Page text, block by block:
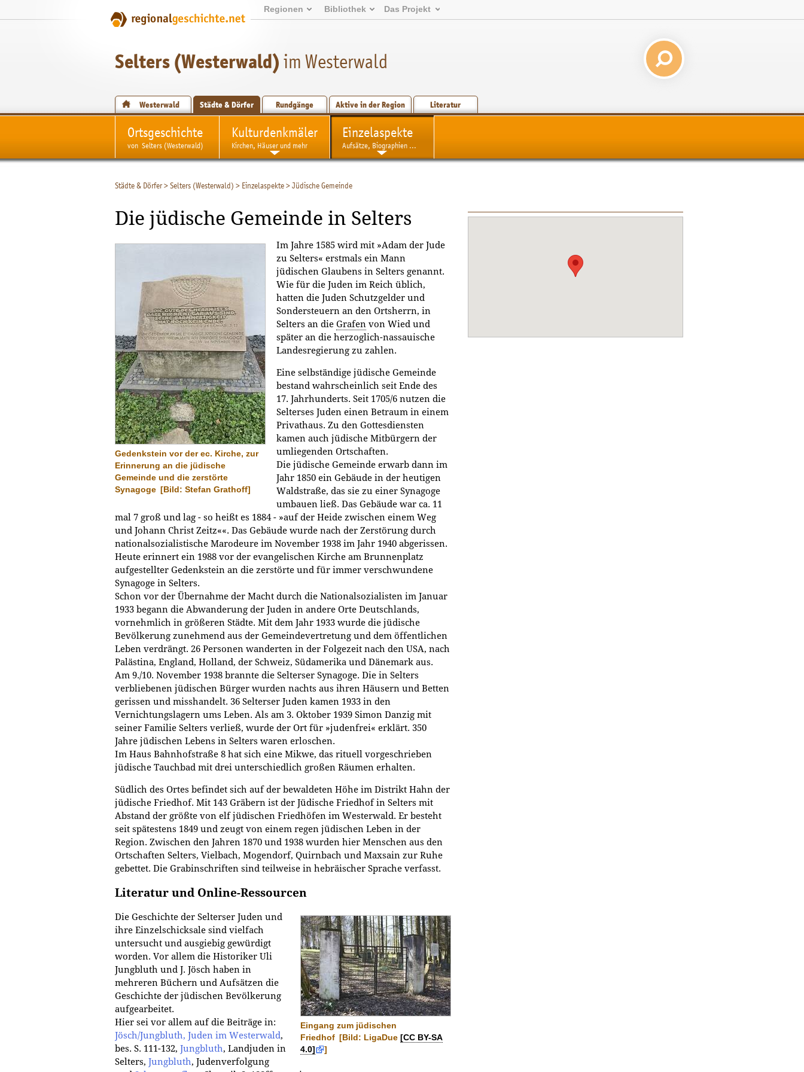
Regionen Bibliothek Das Projekt
Selters (Westerwald) im Westerwald
Westerwald Städte & Dörfer Rundgänge Aktive in der Region Literatur
Ortsgeschichte
von Selters (Westerwald)
Kulturdenkmäler
Kirchen, Häuser und mehr
Einzelaspekte
Aufsätze, Biographien ...
Städte & Dörfer>Selters (Westerwald) > Einzelaspekte>Jüdische Gemeinde
Die jüdische Gemeinde in Selters
Gedenkstein vor der ec. Kirche, zur
Erinnerung an die jüdische
Gemeinde und die zerstörte
Synagoge [Bild: Stefan Grathoff]
Im Jahre 1585 wird mit »Adam der Jude
zu Selters« erstmals ein Mann
jüdischen Glaubens in Selters genannt.
Wie für die Juden im Reich üblich,
hatten die Juden Schutzgelder und
Sondersteuern an den Ortsherrn, in
Selters an die Grafen von Wied und
später an die herzoglich-nassauische
Landesregierung zu zahlen.
Eine selbständige jüdische Gemeinde
bestand wahrscheinlich seit Ende des
17. Jahrhunderts. Seit 1705/6 nutzen die
Selterses Juden einen Betraum in einem
Privathaus. Zu den Gottesdiensten
kamen auch jüdische Mitbürgern der
umliegenden Ortschaften.
Die jüdische Gemeinde erwarb dann im
Jahr 1850 ein Gebäude in der heutigen
Waldstraße, das sie zu einer Synagoge
umbauen ließ. Das Gebäude war ca. 11
mal 7 groß und lag - so heißt es 1884 - »auf der Heide zwischen einem Weg
und Johann Christ Zeitz««. Das Gebäude wurde nach der Zerstörung durch
nationalsozialistische Marodeure im November 1938 im Jahr 1940 abgerissen.
Heute erinnert ein 1988 vor der evangelischen Kirche am Brunnenplatz
aufgestellter Gedenkstein an die zerstörte und für immer verschwundene
Synagoge in Selters.
Schon vor der Übernahme der Macht durch die Nationalsozialisten im Januar
1933 begann die Abwanderung der Juden in andere Orte Deutschlands,
vornehmlich in größeren Städte. Mit dem Jahr 1933 wurde die jüdische
Bevölkerung zunehmend aus der Gemeindevertretung und dem öffentlichen
Leben verdrängt. 26 Personen wanderten in der Folgezeit nach den USA, nach
Palästina, England, Holland, der Schweiz, Südamerika und Dänemark aus.
Am 9./10. November 1938 brannte die Selterser Synagoge. Die in Selters
verbliebenen jüdischen Bürger wurden nachts aus ihren Häusern und Betten
gerissen und misshandelt. 36 Selterser Juden kamen 1933 in den
Vernichtungslagern ums Leben. Als am 3. Oktober 1939 Simon Danzig mit
seiner Familie Selters verließ, wurde der Ort für »judenfrei« erklärt. 350
Jahre jüdischen Lebens in Selters waren erloschen.
Im Haus Bahnhofstraße 8 hat sich eine Mikwe, das rituell vorgeschrieben
jüdische Tauchbad mit drei unterschiedlich großen Räumen erhalten.
Südlich des Ortes befindet sich auf der bewaldeten Höhe im Distrikt Hahn der
jüdische Friedhof. Mit 143 Gräbern ist der Jüdische Friedhof in Selters mit
Abstand der größte von elf jüdischen Friedhöfen im Westerwald. Er besteht
seit spätestens 1849 und zeugt von einem regen jüdischen Leben in der
Region. Zwischen den Jahren 1870 und 1938 wurden hier Menschen aus den
Ortschaften Selters, Vielbach, Mogendorf, Quirnbach und Maxsain zur Ruhe
gebettet. Die Grabinschriften sind teilweise in hebräischer Sprache verfasst.
Literatur und Online-Ressourcen
Eingang zum jüdischen
Friedhof [Bild: LigaDue[CC BY-SA
4.0]
]
Die Geschichte der Selterser Juden und
ihre Einzelschicksale sind vielfach
untersucht und ausgiebig gewürdigt
worden. Vor allem die Historiker Uli
Jungbluth und J. Jösch haben in
mehreren Büchern und Aufsätzen die
Geschichte der jüdischen Bevölkerung
aufgearbeitet.
Hier sei vor allem auf die Beiträge in:
Jösch/Jungbluth, Juden im Westerwald,
bes. S. 111-132, Jungbluth, Landjuden in
Selters, Jungbluth, Judenverfolgung